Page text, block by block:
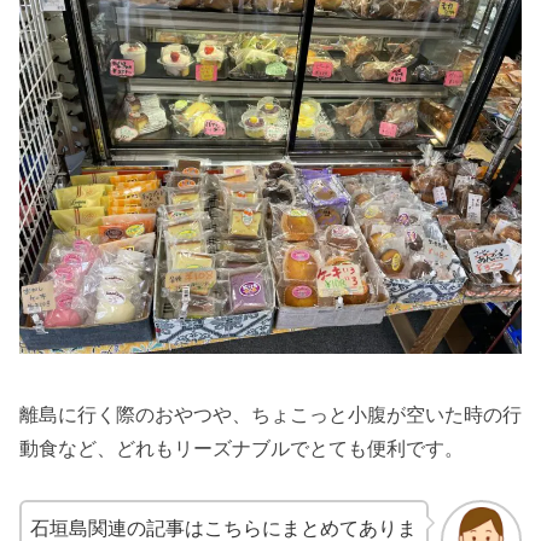
離島に行く際のおやつや、ちょこっと小腹が空いた時の行
動食など、どれもリーズナブルでとても便利です。
石垣島関連の記事はこちらにまとめてありま